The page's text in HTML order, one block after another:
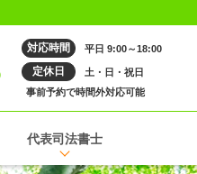
対応時間 平日 9:00～18:00
定休日
土・日・祝日
事前予約で時間外対応可能
代表司法書士